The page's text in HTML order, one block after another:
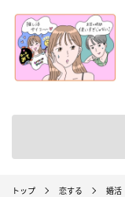
トップ 恋する 婚活